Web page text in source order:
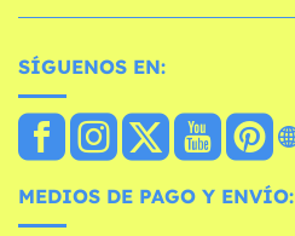
SÍGUENOS EN:
MEDIOS DE PAGO Y ENVÍO: